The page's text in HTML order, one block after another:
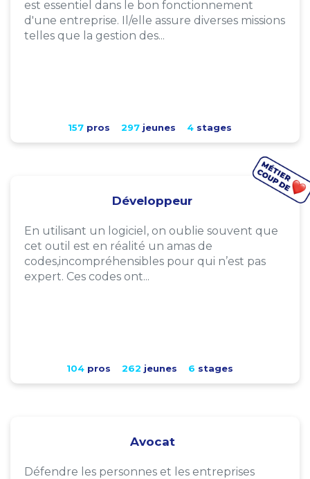
est essentiel dans le bon fonctionnement
d'une entreprise. Il/elle assure diverses missions
telles que la gestion des...
157pros 297jeunes 4stages
Développeur
En utilisant un logiciel, on oublie souvent que
cet outil est en réalité un amas de
codes,incompréhensibles pour qui n’est pas
expert. Ces codes ont...
104pros 262 jeunes 6 stages
Avocat
Défendre les personnes et les entreprises